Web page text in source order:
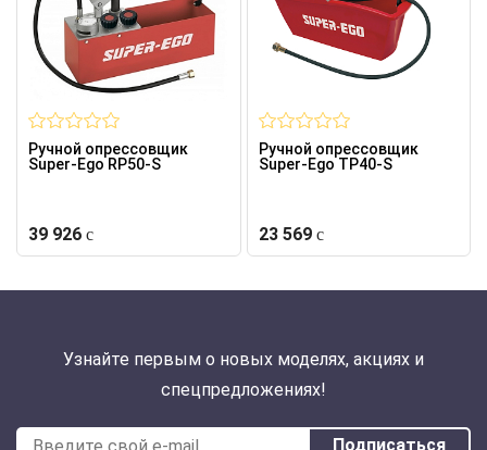
Ручной опрессовщик
Super-Ego RP50-S
39 926
Ручной опрессовщик
Super-Ego TP40-S
23 569
Узнайте первым о новых моделях, акциях и
спецпредложениях!
Подписаться